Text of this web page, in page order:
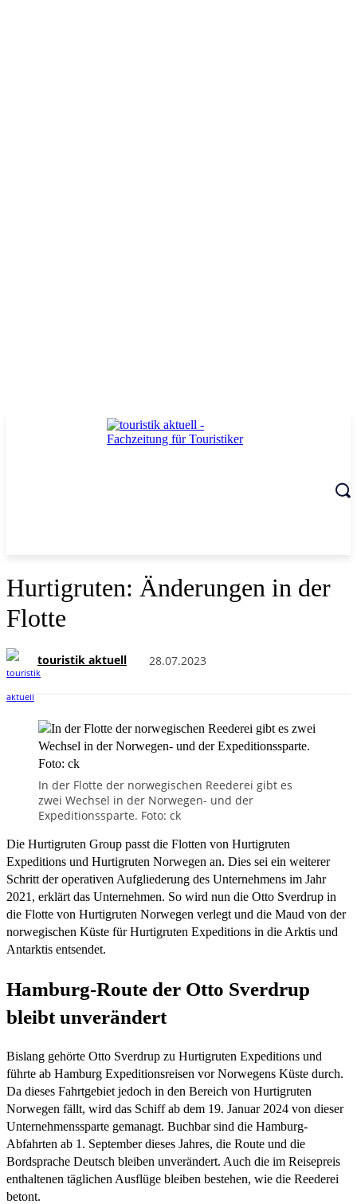
Hurtigruten: Änderungen in der
Flotte
touristik aktuell 28.07.2023
In der Flotte der norwegischen Reederei gibt es
zwei Wechsel in der Norwegen- und der
Expeditionssparte. Foto: ck
Die Hurtigruten Group passt die Flotten von Hurtigruten
Expeditions und Hurtigruten Norwegen an. Dies sei ein weiterer
Schritt der operativen Aufgliederung des Unternehmens im Jahr
2021, erklärt das Unternehmen. So wird nun die Otto Sverdrup in
die Flotte von Hurtigruten Norwegen verlegt und die Maud von der
norwegischen Küste für Hurtigruten Expeditions in die Arktis und
Antarktis entsendet.
Hamburg-Route der Otto Sverdrup
bleibt unverändert
Bislang gehörte Otto Sverdrup zu Hurtigruten Expeditions und
führte ab Hamburg Expeditionsreisen vor Norwegens Küste durch.
Da dieses Fahrtgebiet jedoch in den Bereich von Hurtigruten
Norwegen fällt, wird das Schiff ab dem 19. Januar 2024 von dieser
Unternehmenssparte gemanagt. Buchbar sind die Hamburg-
Abfahrten ab 1. September dieses Jahres, die Route und die
Bordsprache Deutsch bleiben unverändert. Auch die im Reisepreis
enthaltenen täglichen Ausflüge bleiben bestehen, wie die Reederei
betont.